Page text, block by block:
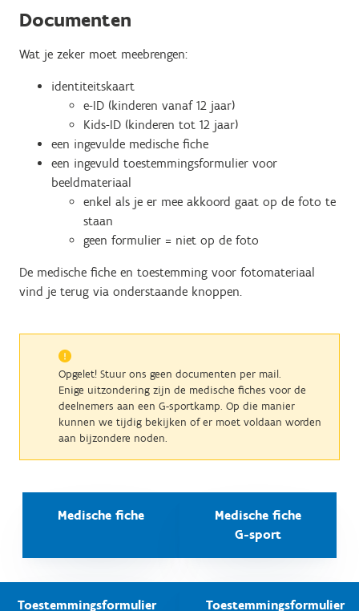
Documenten
Wat je zeker moet meebrengen:
identiteitskaart
e-ID (kinderen vanaf 12 jaar)
Kids-ID (kinderen tot 12 jaar)
een ingevulde medische fiche
een ingevuld toestemmingsformulier voor
beeldmateriaal
enkel als je er mee akkoord gaat op de foto te
staan
geen formulier = niet op de foto
De medische fiche en toestemming voor fotomateriaal
vind je terug via onderstaande knoppen.
Opgelet! Stuur ons geen documenten per mail.
Enige uitzondering zijn de medische fiches voor de
deelnemers aan een G-sportkamp. Op die manier
kunnen we tijdig bekijken of er moet voldaan worden
aan bijzondere noden.
Medische fiche
Medische fiche
G-sport
Toestemmingsformulier
Toestemmingsformulier